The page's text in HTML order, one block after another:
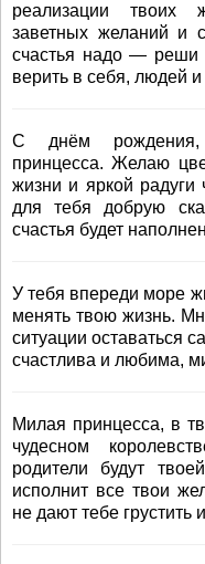
реализации твоих
заветных желаний и
счастья надо — реши
верить в себя, людей
С днём рождения,
принцесса. Желаю
жизни и яркой
для тебя добрую
счастья будет
У тебя впереди море
менять твою жизнь.
ситуации оставаться
счастлива и любима,
Милая принцесса, в
чудесном
родители будут
исполнит все твои
не дают тебе грустить